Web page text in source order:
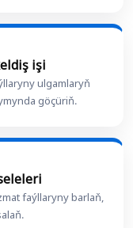
işi
ulgamlaryň
göçüriň.
faýllaryny barlaň,